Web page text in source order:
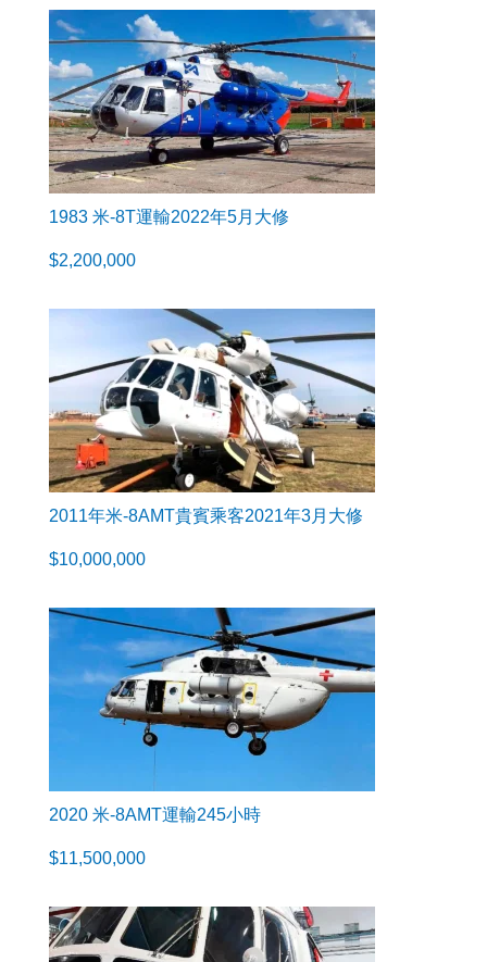
1983 米-8T運輸2022年5月大修
$2,200,000
2011年米-8AMT貴賓乘客2021年3月大修
$10,000,000
2020 米-8AMT運輸245小時
$11,500,000